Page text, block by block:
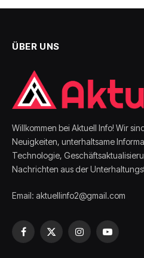
ÜBER UNS
Willkommen bei Aktuell Info! Wir
Neuigkeiten, unterhaltsame
Technologie,
Nachrichten aus der
Email: aktuellinfo2@gmail.com
Facebook
X
InstagramYouTube